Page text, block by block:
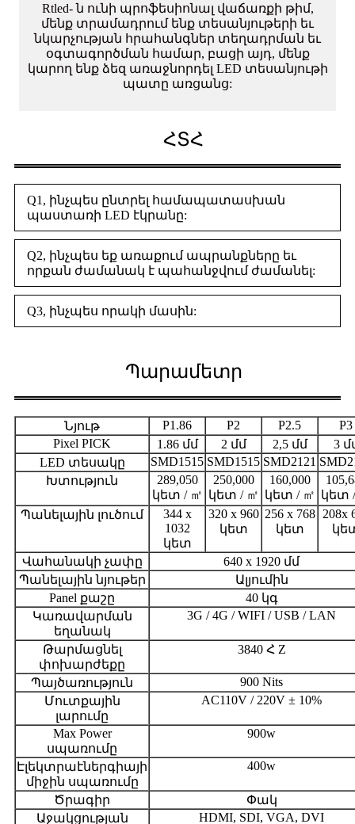
Rtled- ն ունի պրոֆեսիոնալ վաճառքի թիմ,
մենք տրամադրում ենք տեսանյութերի եւ
նկարչության հրահանգներ տեղադրման եւ
օգտագործման համար, բացի այդ, մենք
կարող ենք ձեզ առաջնորդել LED տեսանյութի
պատը առցանց:
ՀՏՀ
Q1, ինչպես ընտրել համապատասխան
պաստառի LED էկրանը:
Q2, ինչպես եք առաքում ապրանքները եւ
որքան ժամանակ է պահանջվում ժամանել:
Q3, ինչպես որակի մասին:
Պարամետր
Նյութ P1.86 P2 P2.5
P3
Pixel PICK
1.86 մմ 2 մմ 2,5 մմ
3
LED տեսակը
SMD1515 SMD1515 SMD2121
Խտություն
289,050
կետ / ㎡
250,000
կետ / ㎡
160,000
կետ / ㎡ կետ
Պանելային լուծում
344 x
1032
կետ
320 x 960
կետ
256 x 768
կետ
208x
Վահանակի չափը
640 x 1920 մմ
Պանելային նյութեր
Ալյումին
Panel քաշը
40 կգ
Կառավարման
եղանակ
3G / 4G / WIFI / USB / LAN
Թարմացնել
փոխարժեքը
3840 Հ Z
Պայծառություն
900 Nits
Մուտքային
լարումը
AC110V / 220V ± 10%
Max Power
սպառումը
900w
Էլեկտրաէներգիայի
միջին սպառումը
400w
Ծրագիր
Փակ
Աջակցության
HDMI, SDI, VGA, DVI